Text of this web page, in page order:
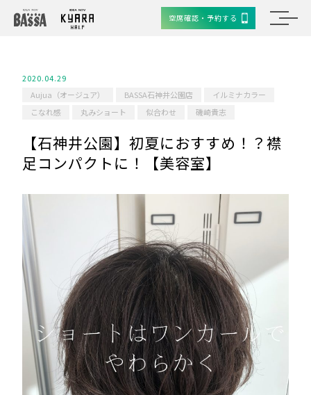
空席確認・予約する
2020.04.29
Aujua（オージュア）
BASSA石神井公園店
イルミナカラー
こなれ感
丸みショート 似合わせ 磯崎貴志
【石神井公園】初夏におすすめ！？襟
足コンパクトに！【美容室】